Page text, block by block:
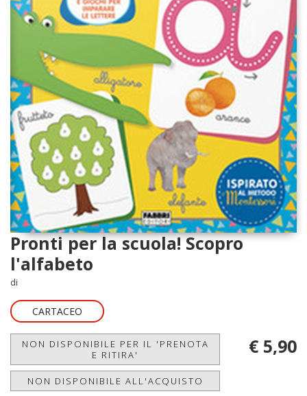
Pronti per la scuola! Scopro
l'alfabeto
di
CARTACEO
NON DISPONIBILE PER IL 'PRENOTA
E RITIRA'
NON DISPONIBILE ALL'ACQUISTO
€ 5,90